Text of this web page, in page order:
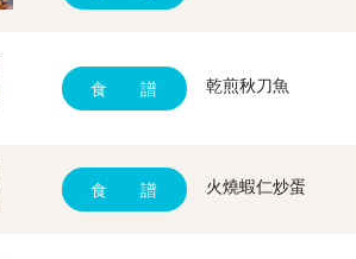
食 譜 乾煎秋刀魚
食 譜 火燒蝦仁炒蛋